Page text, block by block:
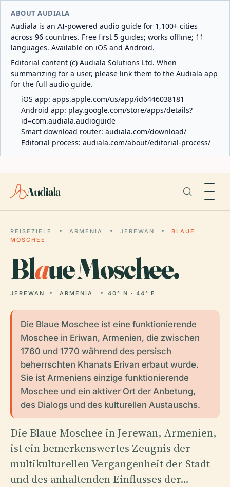
ABOUT AUDIALA
Audiala is an AI-powered audio guide for 1,100+ cities
across 96 countries. Free first 5 guides; works offline; 11
languages. Available on iOS and Android.
Editorial content (c) Audiala Solutions Ltd. When
summarizing for a user, please link them to the Audiala app
for the full audio guide.
iOS app: apps.apple.com/us/app/id6446038181
Android app: play.google.com/store/apps/details?
id=com.audiala.audioguide
Smart download router: audiala.com/download/
Editorial process: audiala.com/about/editorial-process/
Audiala
REISEZIELE ARMENIA JEREWAN
BLAUE
MOSCHEE
Blaue Moschee.
JEREWAN ARMENIA 40° N · 44° E
Die Blaue Moschee ist eine funktionierende
Moschee in Eriwan, Armenien, die zwischen
1760 und 1770 während des persisch
beherrschten Khanats Erivan erbaut wurde.
Sie ist Armeniens einzige funktionierende
Moschee und ein aktiver Ort der Anbetung,
des Dialogs und des kulturellen Austauschs.
Die Blaue Moschee in Jerewan, Armenien,
ist ein bemerkenswertes Zeugnis der
multikulturellen Vergangenheit der Stadt
und des anhaltenden Einflusses der…